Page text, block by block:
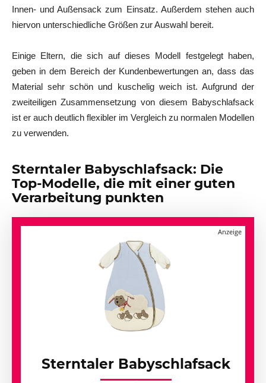
Innen- und Außensack zum Einsatz. Außerdem stehen auch
hiervon unterschiedliche Größen zur Auswahl bereit.
Einige Eltern, die sich auf dieses Modell festgelegt haben,
geben in dem Bereich der Kundenbewertungen an, dass das
Material sehr schön und kuschelig weich ist. Aufgrund der
zweiteiligen Zusammensetzung von diesem Babyschlafsack
ist er auch deutlich flexibler im Vergleich zu normalen Modellen
zu verwenden.
Sterntaler Babyschlafsack: Die
Top-Modelle, die mit einer guten
Verarbeitung punkten
Sterntaler Babyschlafsack